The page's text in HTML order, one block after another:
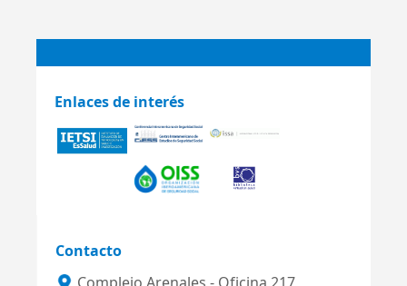
Enlaces de interés
Contacto